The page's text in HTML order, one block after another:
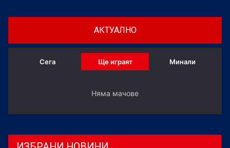
първенство, съобщава Ройтерс.
АКТУАЛНО
Сега Ще играят Минали
Няма мачове